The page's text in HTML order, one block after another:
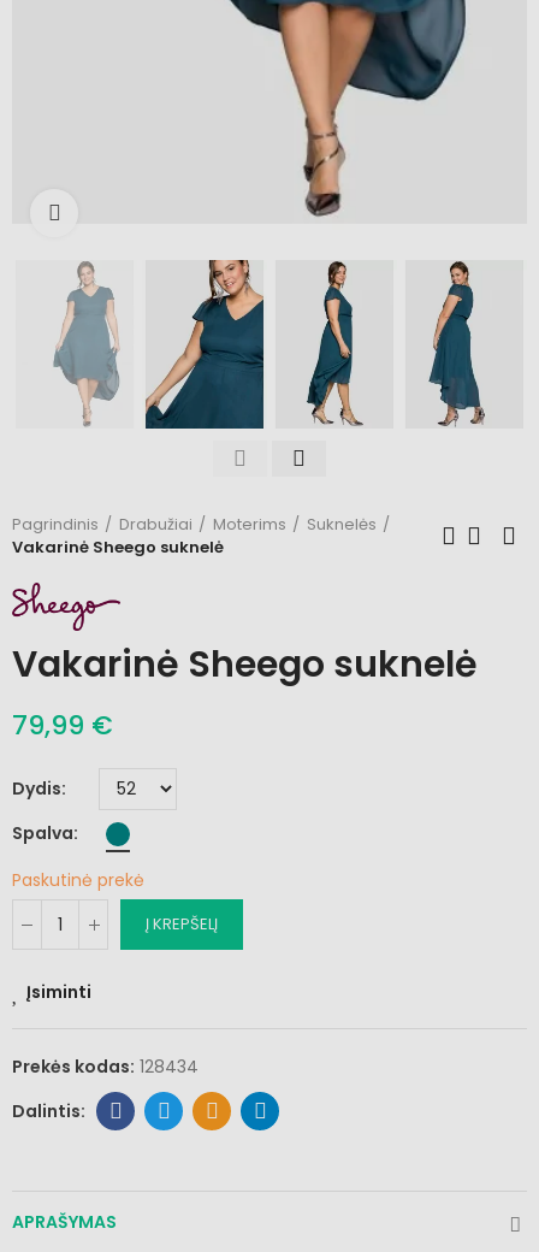
Pagrindinis Drabužiai Moterims
Suknelės
Vakarinė Sheego suknelė
Vakarinė Sheego suknelė
79,99 €
Dydis
Spalva
Paskutinė prekė
Į KREPŠELĮ
Įsiminti
Prekės kodas: 128434
APRAŠYMAS